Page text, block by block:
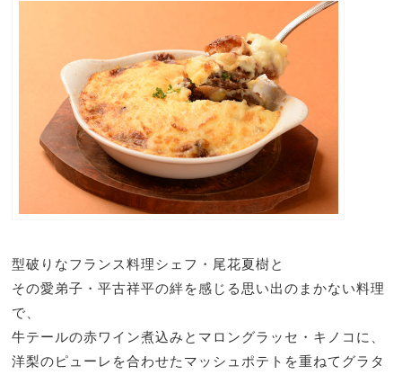
型破りなフランス料理シェフ・尾花夏樹と
その愛弟子・平古祥平の絆を感じる思い出のまかない料理
で、
牛テールの赤ワイン煮込みとマロングラッセ・キノコに、
洋梨のピューレを合わせたマッシュポテトを重ねてグラタ